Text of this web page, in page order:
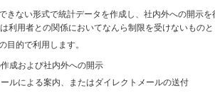
きない形式で統計データを作成し、社内外への開示
利用者との関係においてなんら制限を受けないものと
目的で利用します。
成および社内外への開示
ルによる案内、またはダイレクトメールの送付